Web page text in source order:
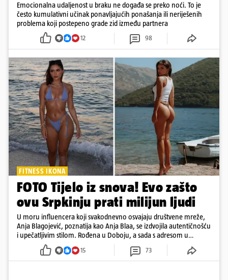
Emocionalna udaljenost u braku ne događa se preko noći. To je
često kumulativni učinak ponavljajućih ponašanja ili neriješenih
problema koji postepeno grade zid između partnera
12 98
FITNESS IKONA
FOTO Tijelo iz snova! Evo zašto
ovu Srpkinju prati milijun ljudi
U moru influencera koji svakodnevno osvajaju društvene mreže,
Anja Blagojević, poznatija kao Anja Blaa, se izdvojila autentičnošću
i upečatljivim stilom. Rođena u Doboju, a sada s adresom u
Dubaiju, Anja je spoj glamura, discipline i mladenačke energije
15 73